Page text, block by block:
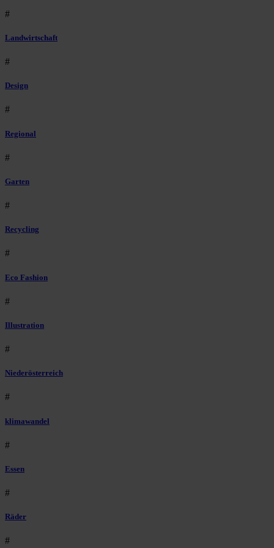
#
Landwirtschaft
#
Design
#
Regional
#
Garten
#
Recycling
#
Eco Fashion
#
Illustration
#
Niederösterreich
#
klimawandel
#
Essen
#
Räder
#